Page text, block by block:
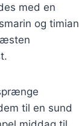
med en
og timian
til en sund